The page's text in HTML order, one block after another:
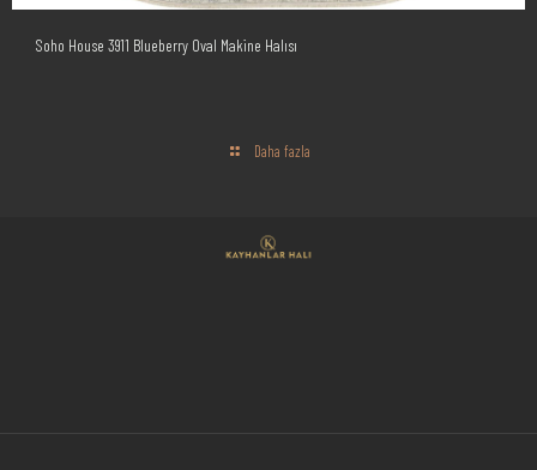
Soho House 3911 Blueberry Oval Makine Halısı
Daha fazla